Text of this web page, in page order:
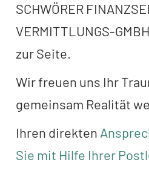
SCHWÖRER
VERMITTLUNGS-
zur Seite.
Wir freuen uns Ihr
gemeinsam Realität
Ihren direkten
Sie mit Hilfe Ihrer